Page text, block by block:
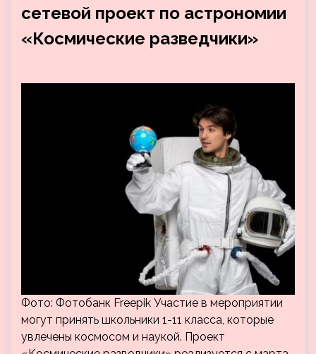
сетевой проект по астрономии
«Космические разведчики»
Фото: Фотобанк Freepik Участие в мероприятии
могут принять школьники 1-11 класса, которые
увлечены космосом и наукой. Проект